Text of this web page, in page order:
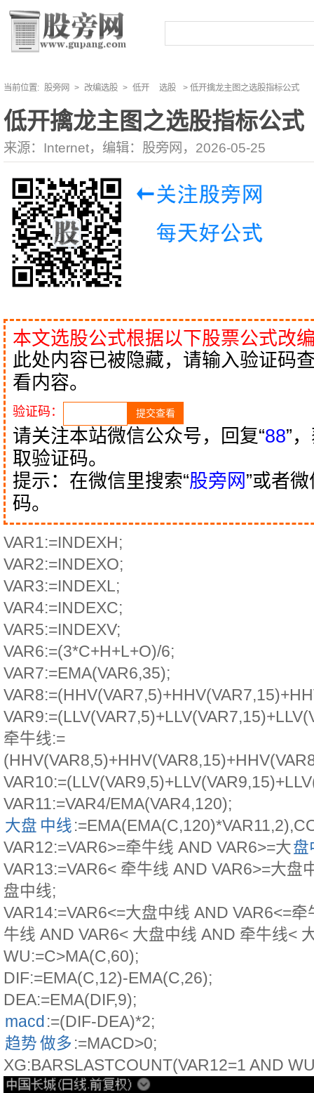
当前位置: 股旁网 > 改编选股 > 低开 选股 > 低开擒龙主图之选股指标公式
低开擒龙主图之选股指标公式
来源：Internet，编辑：股旁网，2026-05-25
本文选股公式根据以下股票公式改
此处内容已被隐藏，请输入验证码
看内容。
验证码：
请关注本站微信公众号，回复“88”
取验证码。
提示：在微信里搜索“股旁网 ”或者
码。
VAR1:=INDEXH;
VAR2:=INDEXO;
VAR3:=INDEXL;
VAR4:=INDEXC;
VAR5:=INDEXV;
VAR6:=(3*C+H+L+O)/6;
VAR7:=EMA(VAR6,35);
牵牛线:=
VAR11:=VAR4/EMA(VAR4,120);
大盘 中线
VAR12:=VAR6>=牵牛线 AND VAR6>=大盘
VAR13:=VAR6< 牵牛线 AND VAR6>=大盘
盘中线;
VAR14:=VAR6<=大盘中线 AND VAR6<=
牛线 AND VAR6< 大盘中线 AND 牵牛线<
WU:=C>MA(C,60);
DIF:=EMA(C,12)-EMA(C,26);
DEA:=EMA(DIF,9);
macd:=(DIF-DEA)*2;
趋势做多:=MACD>0;
XG:BARSLASTCOUNT(VAR12=1 AND